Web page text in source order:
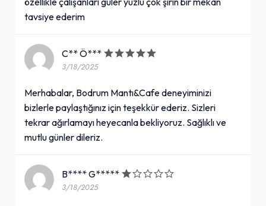
tavsiye ederim
C** Ö***
3/18/2025
Merhabalar, Bodrum Mantı&Cafe deneyiminizi
bizlerle paylaştığınız için teşekkür ederiz. Sizleri
tekrar ağırlamayı heyecanla bekliyoruz. Sağlıklı ve
mutlu günler dileriz.
B**** G*****
3/18/2025